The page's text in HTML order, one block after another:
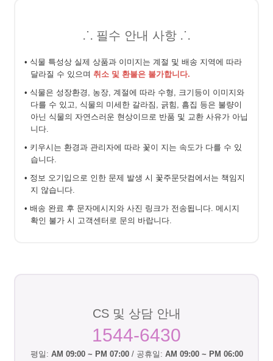
⸫ 필수 안내 사항 ⸫
• 식물 특성상 실제 상품과 이미지는 계절 및 배송 지역에 따라
달라질 수 있으며 취소 및 환불은 불가합니다.
• 식물은 성장환경, 농장, 계절에 따라 수형, 크기등이 이미지와
다를 수 있고, 식물의 미세한 갈라짐, 긁힘, 흠집 등은 불량이
아닌 식물의 자연스러운 현상이므로 반품 및 교환 사유가 아닙
니다.
• 키우시는 환경과 관리자에 따라 꽃이 지는 속도가 다를 수 있
습니다.
• 정보 오기입으로 인한 문제 발생 시 꽃주문닷컴에서는 책임지
지 않습니다.
• 배송 완료 후 문자메시지와 사진 링크가 전송됩니다. 메시지
확인 불가 시 고객센터로 문의 바랍니다.
CS 및 상담 안내
1544-6430
평일: AM 09:00 ~ PM 07:00 / 공휴일: AM 09:00 ~ PM 06:00